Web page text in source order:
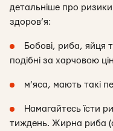
детальніше про
здоров’я:
Бобові, риба, яйця
подібні за харчовою
м’яса, мають такі
Намагайтесь їсти
тиждень. Жирна риба